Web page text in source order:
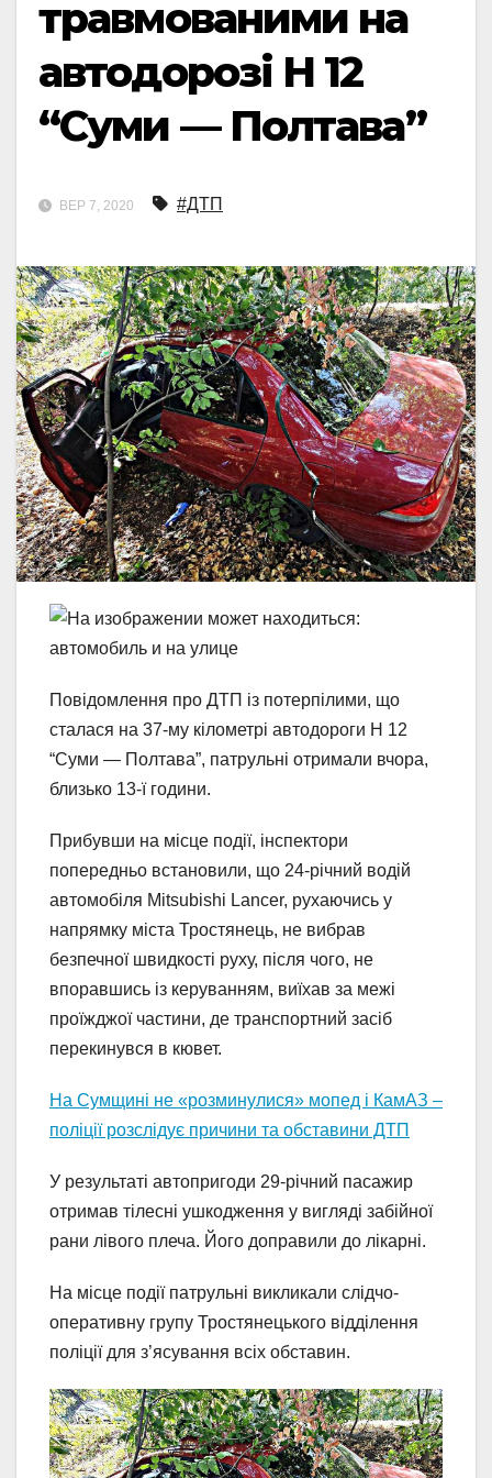
травмованими на
автодорозі Н 12
“Суми — Полтава”
ВЕР 7, 2020 #ДТП
Повідомлення про ДТП із потерпілими, що
сталася на 37-му кілометрі автодороги Н 12
“Суми — Полтава”, патрульні отримали вчора,
близько 13-ї години.
Прибувши на місце події, інспектори
попередньо встановили, що 24-річний водій
автомобіля Mitsubishi Lancer, рухаючись у
напрямку міста Тростянець, не вибрав
безпечної швидкості руху, після чого, не
впоравшись із керуванням, виїхав за межі
проїжджої частини, де транспортний засіб
перекинувся в кювет.
На Сумщині не «розминулися» мопед і КамАЗ –
поліції розслідує причини та обставини ДТП
У результаті автопригоди 29-річний пасажир
отримав тілесні ушкодження у вигляді забійної
рани лівого плеча. Його доправили до лікарні.
На місце події патрульні викликали слідчо-
оперативну групу Тростянецького відділення
поліції для з’ясування всіх обставин.